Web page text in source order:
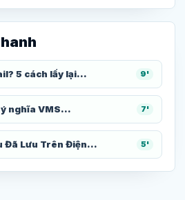
5 cách lấy lại... 9'
nghĩa VMS... 7'
Đã Lưu Trên Điện... 5'